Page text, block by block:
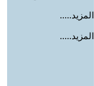
المزيد.....
المزيد.....